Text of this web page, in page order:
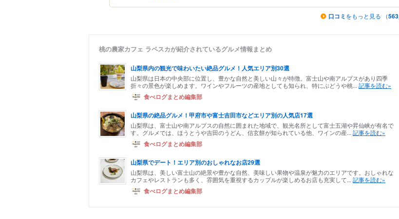
口コミ をもっと見る （563
桃の農家カフェ ラペスカが紹介されているグルメ情報まとめ
山梨県内の観光で味わいたい絶品グルメ！人気エリア別30選
山梨県は日本の中央部に位置し、豊かな自然と美しい山々が特徴。富士山や南アルプスがあり四季
折々の景色が楽しめます。ワインやフルーツの産地としても知られ、特にぶどうや桃... 記事を読む»
食べログまとめ編集部
山梨県の絶品グルメ！甲府市や富士吉田市などエリア別の人気店17選
山梨県は、富士山や南アルプスの自然に囲まれた地域で、観光名所として富士五湖や昇仙峡が有名で
す。グルメでは、ほうとうや吉田のうどん、信玄餅が知られている他、ワインの産... 記事を読む»
食べログまとめ編集部
山梨県でデート！エリア別のおしゃれなお店29選
山梨県は、美しい富士山の絶景や豊かな自然、美味しい果物や温泉が魅力のエリアです。おしゃれな
カフェやレストランも多く、雰囲気を重視するカップルが楽しめるお店も充実して... 記事を読む»
食べログまとめ編集部